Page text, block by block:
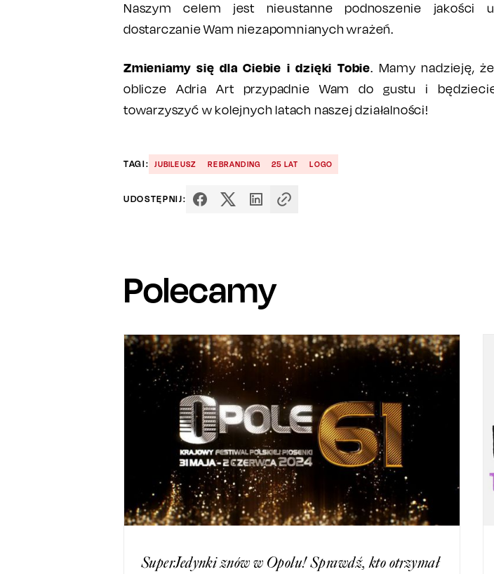
Naszym celem jest nieustanne podnoszenie jakości
dostarczanie Wam niezapomnianych wrażeń.
Zmieniamy się dla Ciebie i dzięki Tobie. Mamy nadzieję,
oblicze Adria Art przypadnie Wam do gustu i
towarzyszyć w kolejnych latach naszej działalności!
TAGI: JUBILEUSZ REBRANDING 25 LAT LOGO
UDOSTĘPNIJ:
Polecamy
SuperJedynki znów w Opolu! Sprawdź, kto otrzymał